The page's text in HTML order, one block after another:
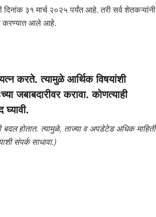
३१ मार्च २०२५ पर्यंत आहे. तरी सर्व शेतकऱ्यांनी
करण्यात आले आहे.
करते. त्यामुळे आर्थिक विषयांशी
जबाबदारीवर करावा. कोणत्याही
होतात. त्यामुळे, ताज्या व अपडेटेड अधिक माहिती
संपर्क साधावा.)